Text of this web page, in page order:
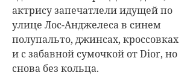
актрису запечатлели идущей по
улице Лос-Анджелеса в синем
полупальто, джинсах, кроссовках
и с забавной сумочкой от Dior, но
снова без кольца.